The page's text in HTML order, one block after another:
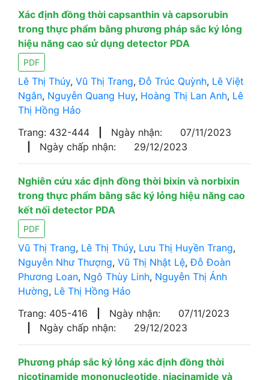
Xác định đồng thời capsanthin và capsorubin
trong thực phẩm bằng phương pháp sắc ký lỏng
hiệu năng cao sử dụng detector PDA
PDF
Lê Thị Thúy, Vũ Thị Trang,Đỗ Trúc Quỳnh, Lê Việt
Ngân, Nguyễn Quang Huy, Hoàng Thị Lan Anh, Lê
Thị Hồng Hảo
Trang: 432-444
Ngày nhận:
07/11/2023
Ngày chấp nhận: 29/12/2023
Nghiên cứu xác định đồng thời bixin và norbixin
trong thực phẩm bằng sắc ký lỏng hiệu năng cao
kết nối detector PDA
PDF
Vũ Thị Trang, Lê Thị Thúy, Lưu Thị Huyền Trang,
Nguyễn Như Thượng, Vũ Thị Nhật Lệ,Đỗ Đoàn
Phương Loan, Ngô Thùy Linh, Nguyễn Thị Ánh
Hường, Lê Thị Hồng Hảo
Trang: 405-416
Ngày nhận:
07/11/2023
Ngày chấp nhận: 29/12/2023
Phương pháp sắc ký lỏng xác định đồng thời
nicotinamide mononucleotide, niacinamide và